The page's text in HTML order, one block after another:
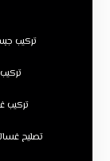
تركيب
تركيب
تصليح